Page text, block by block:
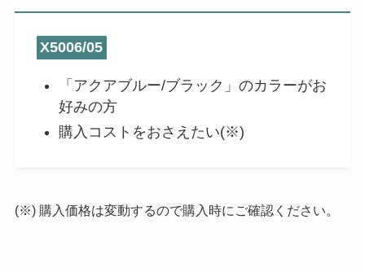
X5006/05
「アクアブルー/ブラック」のカラーがお
好みの方
購入コストをおさえたい(※)
(※) 購入価格は変動するので購入時にご確認ください。